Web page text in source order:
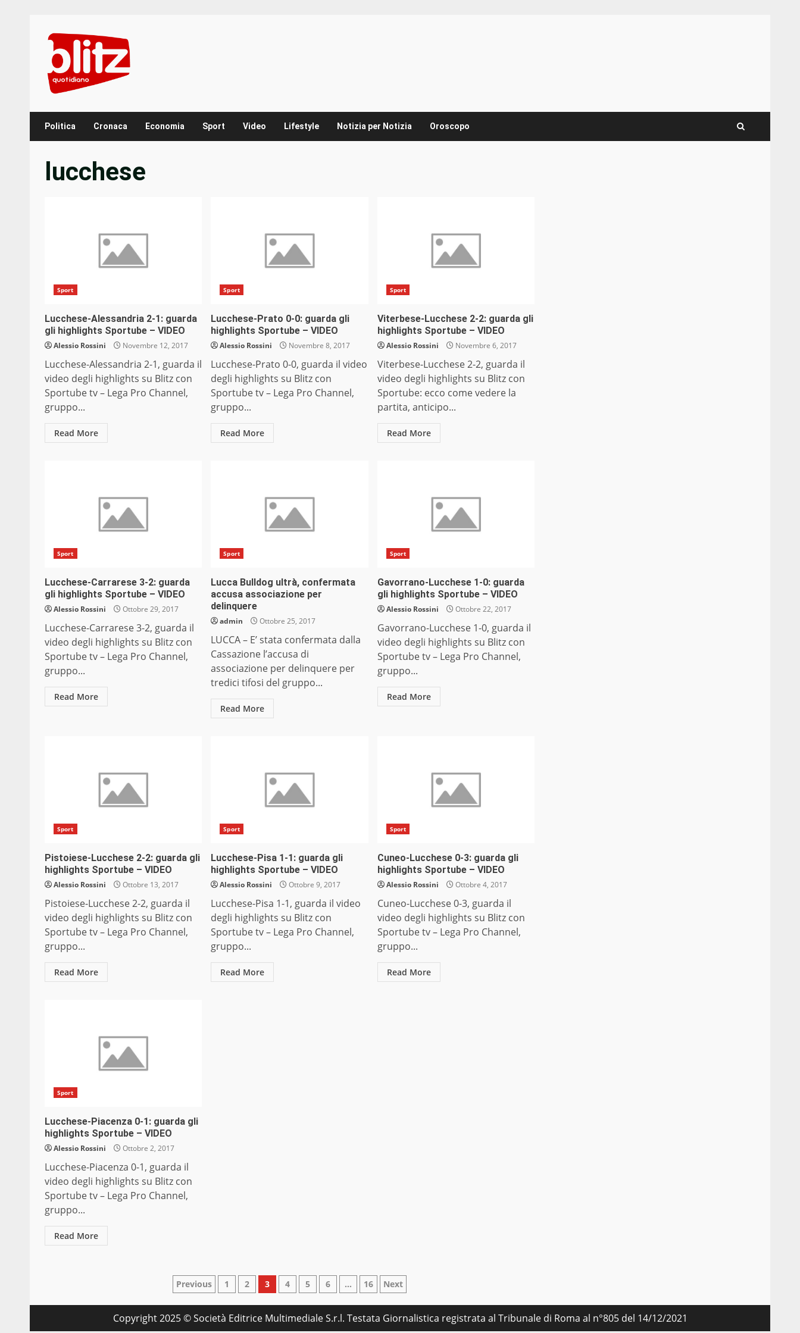
content
Politica Cronaca Economia Sport Video Lifestyle Notizia per Notizia Oroscopo
lucchese
Sport
Lucchese-Alessandria 2-1: guarda
gli highlights Sportube – VIDEO
Alessio Rossini Novembre 12, 2017
Lucchese-Alessandria 2-1, guarda il
video degli highlights su Blitz con
Sportube tv – Lega Pro Channel,
gruppo...
Read More
Sport
Lucchese-Prato 0-0: guarda gli
highlights Sportube – VIDEO
Alessio Rossini Novembre 8, 2017
Lucchese-Prato 0-0, guarda il video
degli highlights su Blitz con
Sportube tv – Lega Pro Channel,
gruppo...
Read More
Sport
Viterbese-Lucchese 2-2: guarda gli
highlights Sportube – VIDEO
Alessio Rossini Novembre 6, 2017
Viterbese-Lucchese 2-2, guarda il
video degli highlights su Blitz con
Sportube: ecco come vedere la
partita, anticipo...
Read More
Sport
Lucchese-Carrarese 3-2: guarda
gli highlights Sportube – VIDEO
Alessio Rossini Ottobre 29, 2017
Lucchese-Carrarese 3-2, guarda il
video degli highlights su Blitz con
Sportube tv – Lega Pro Channel,
gruppo...
Read More
Sport
Lucca Bulldog ultrà, confermata
accusa associazione per
delinquere
admin Ottobre 25, 2017
LUCCA – E’ stata confermata dalla
Cassazione l’accusa di
associazione per delinquere per
tredici tifosi del gruppo...
Read More
Sport
Gavorrano-Lucchese 1-0: guarda
gli highlights Sportube – VIDEO
Alessio Rossini Ottobre 22, 2017
Gavorrano-Lucchese 1-0, guarda il
video degli highlights su Blitz con
Sportube tv – Lega Pro Channel,
gruppo...
Read More
Sport
Pistoiese-Lucchese 2-2: guarda gli
highlights Sportube – VIDEO
Alessio Rossini Ottobre 13, 2017
Pistoiese-Lucchese 2-2, guarda il
video degli highlights su Blitz con
Sportube tv – Lega Pro Channel,
gruppo...
Read More
Sport
Lucchese-Pisa 1-1: guarda gli
highlights Sportube – VIDEO
Alessio Rossini Ottobre 9, 2017
Lucchese-Pisa 1-1, guarda il video
degli highlights su Blitz con
Sportube tv – Lega Pro Channel,
gruppo...
Read More
Sport
Cuneo-Lucchese 0-3: guarda gli
highlights Sportube – VIDEO
Alessio Rossini Ottobre 4, 2017
Cuneo-Lucchese 0-3, guarda il
video degli highlights su Blitz con
Sportube tv – Lega Pro Channel,
gruppo...
Read More
Sport
Lucchese-Piacenza 0-1: guarda gli
highlights Sportube – VIDEO
Alessio Rossini Ottobre 2, 2017
Lucchese-Piacenza 0-1, guarda il
video degli highlights su Blitz con
Sportube tv – Lega Pro Channel,
gruppo...
Read More
Paginazione
degli
Previous 1 2 3 4 5 6 … 16 Next
Copyright 2025 © Società Editrice Multimediale S.r.l. Testata Giornalistica registrata al Tribunale di Roma al n°805 del 14/12/2021